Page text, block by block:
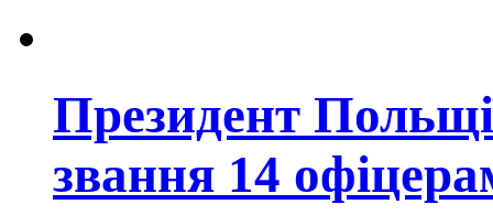
Президент
звання 14